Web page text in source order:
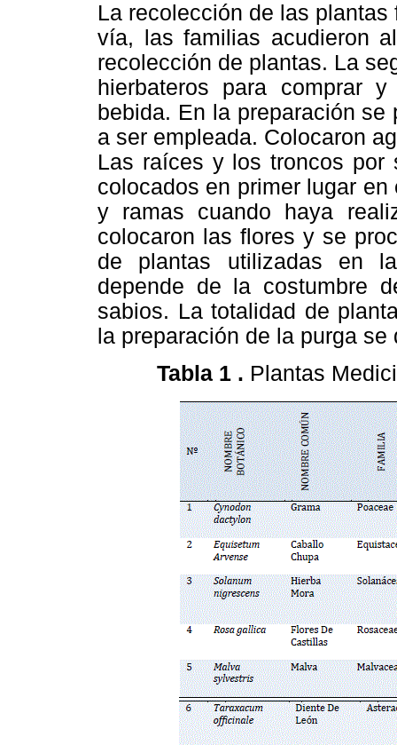
La recolección de las
vía, las familias acudieron
recolección de plantas. La
hierbateros para comprar
bebida. En la preparación
a ser empleada. Colocaron
Las raíces y los troncos por
colocados en primer lugar
y ramas cuando haya
colocaron las flores y se
de plantas utilizadas en
depende de la costumbre
sabios. La totalidad de
la preparación de la purga
Tabla 1 . Plantas